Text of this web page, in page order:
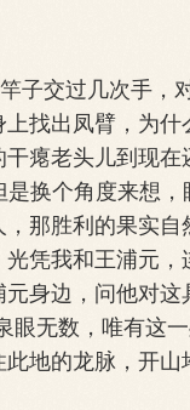
交过几次手，
找出凤臂，为
瘪老头儿到现
换个角度来想
那胜利的果实
凭我和王浦元
身边，问他对
无数，唯有这
地的龙脉，开